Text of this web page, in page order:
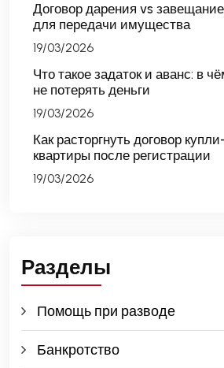
Договор дарения vs
для передачи имущества
19/03/2026
Что такое задаток и аванс: в
не потерять деньги
19/03/2026
Как расторгнуть договор
квартиры после регистрации
19/03/2026
Разделы
Помощь при разводе
Банкротство